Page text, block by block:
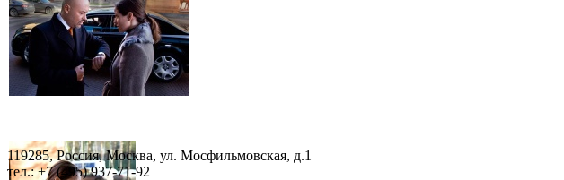
119285, Россия, Москва, ул. Мосфильмовская, д.1
тел.: +7 (495) 937-71-92